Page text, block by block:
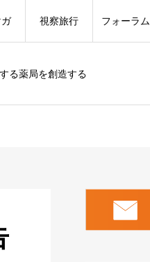
る薬局を創造する
ガ 視察旅行 フォーラム